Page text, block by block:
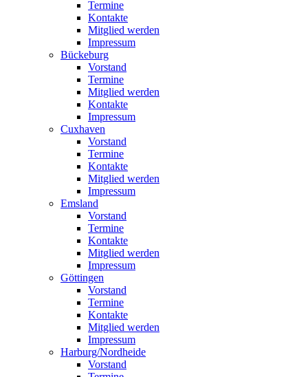
Termine
Kontakte
Mitglied werden
Impressum
Bückeburg
Vorstand
Termine
Mitglied werden
Kontakte
Impressum
Cuxhaven
Vorstand
Termine
Kontakte
Mitglied werden
Impressum
Emsland
Vorstand
Termine
Kontakte
Mitglied werden
Impressum
Göttingen
Vorstand
Termine
Kontakte
Mitglied werden
Impressum
Harburg/Nordheide
Vorstand